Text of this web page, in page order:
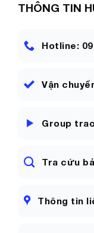
THÔNG TIN
Hotline:
Vận
Group
Tra cứu
Thông tin